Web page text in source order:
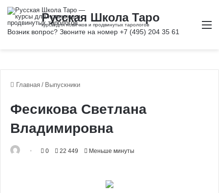
Главная / Выпускники
Фесикова Светлана
Владимировна
0 22 449 Меньше минуты